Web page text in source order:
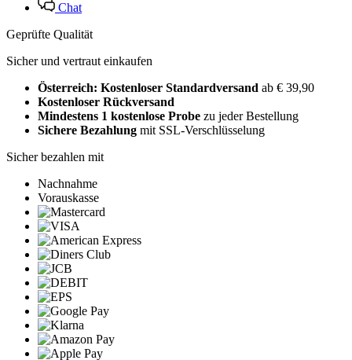
Chat
Geprüfte Qualität
Sicher und vertraut einkaufen
Österreich: Kostenloser Standardversand ab € 39,90
Kostenloser Rückversand
Mindestens 1 kostenlose Probe zu jeder Bestellung
Sichere Bezahlung mit SSL-Verschlüsselung
Sicher bezahlen mit
Nachnahme
Vorauskasse